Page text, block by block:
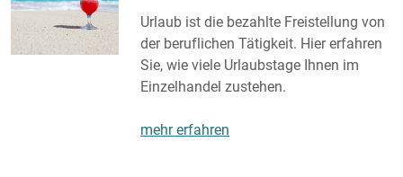
Urlaub ist die bezahlte Freistellung von
der beruflichen Tätigkeit. Hier erfahren
Sie, wie viele Urlaubstage Ihnen im
Einzelhandel zustehen.
mehr erfahren